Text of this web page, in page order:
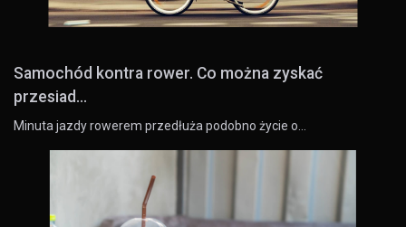
Samochód kontra rower. Co można zyskać
przesiad...
Minuta jazdy rowerem przedłuża podobno życie o…